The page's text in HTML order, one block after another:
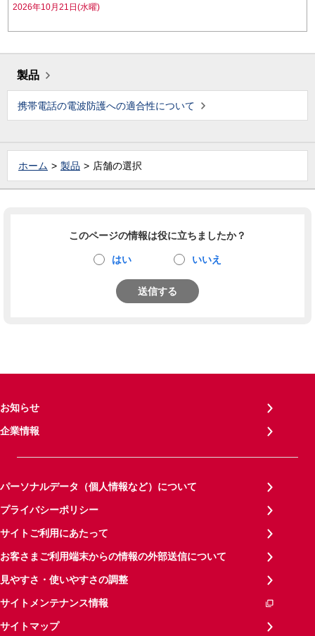
2026年10月21日(水曜)
製品
携帯電話の電波防護への適合性について
ホーム 製品 店舗の選択
このページの情報は役に立ちましたか？
はい いいえ
送信する
お知らせ
企業情報
パーソナルデータ（個人情報など）について
プライバシーポリシー
サイトご利用にあたって
お客さまご利用端末からの情報の外部送信について
見やすさ・使いやすさの調整
サイトメンテナンス情報
サイトマップ